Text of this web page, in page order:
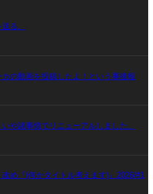
る。
の動画を投稿したよ！という事後報
や諸事情でリニューアルしました。
改め『(何かタイトル考えます)』2026/#1